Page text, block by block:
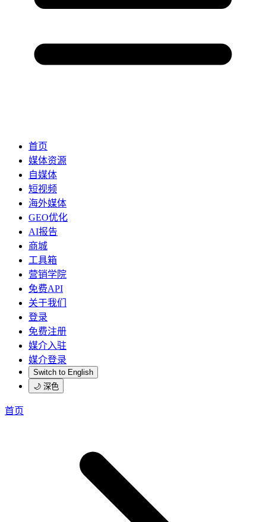
首页
媒体资源
自媒体
短视频
海外媒体
GEO优化
AI报告
商城
工具箱
营销学院
免费API
关于我们
登录
免费注册
媒介入驻
媒介登录
Switch to English
🌙 深色
首页